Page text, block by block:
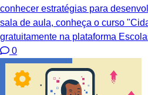
conhecer estratégias para
sala de aula, conheça o curso
gratuitamente na plataforma
0